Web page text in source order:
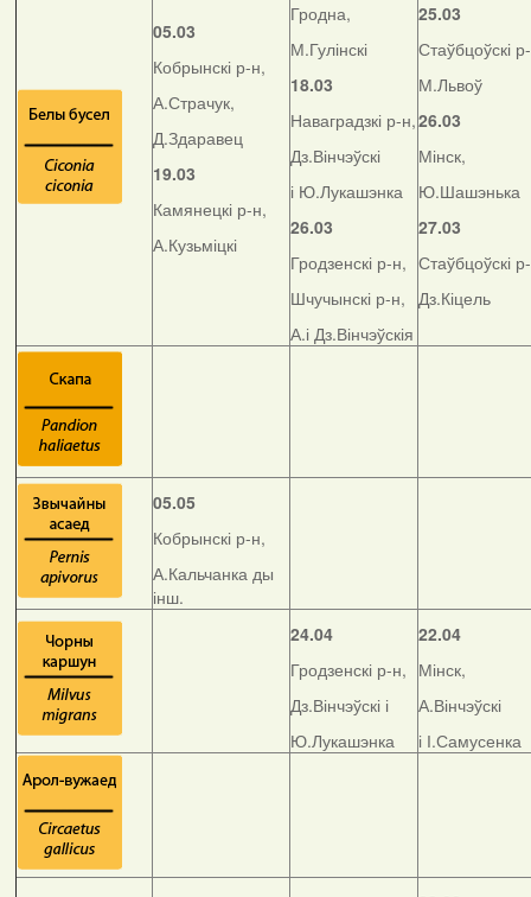
05.03
Кобрынскі р-н,
А.Страчук,
Д.Здаравец
19.03
Камянецкі р-н,
А.Кузьміцкі
Гродна,
М.Гулінскі
18.03
Наваградзкі р-н,
Дз.Вінчэўскі
і Ю.Лукашэнка
26.03
Гродзенскі р-н,
Шчучынскі р-н,
А.і Дз.Вінчэўскія
25.03
Стаўбцоўскі
М.Львоў
26.03
Мінск,
Ю.Шашэнька
27.03
Стаўбцоўскі
Дз.Кіцель
05.05
Кобрынскі р-н,
А.Кальчанка ды
інш.
24.04
Гродзенскі р-н,
Дз.Вінчэўскі і
Ю.Лукашэнка
22.04
Мінск,
А.Вінчэўскі
і І.Самусенка